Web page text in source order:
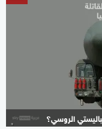
الروسي؟